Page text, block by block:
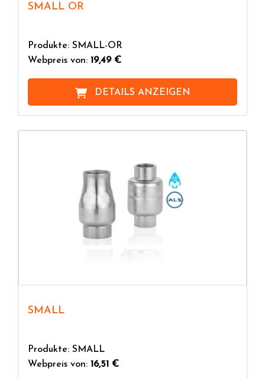
SMALL OR
Produkte: SMALL-OR
Webpreis von: 19,49 €
DETAILS ANZEIGEN
SMALL
Produkte: SMALL
Webpreis von: 16,51 €